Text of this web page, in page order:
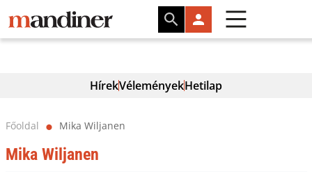
HírekVéleményekHetilap
Főoldal ⬤ Mika Wiljanen
Mika Wiljanen